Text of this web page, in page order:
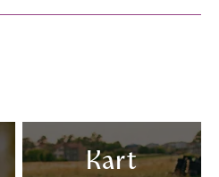
Kart